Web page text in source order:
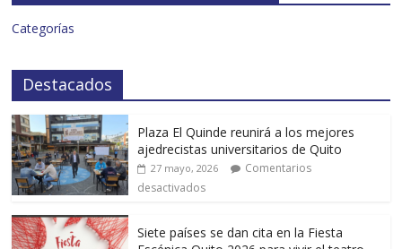
Categorías
Destacados
Plaza El Quinde reunirá a los mejores
ajedrecistas universitarios de Quito
27 mayo, 2026
Comentarios
desactivados
Siete países se dan cita en la Fiesta